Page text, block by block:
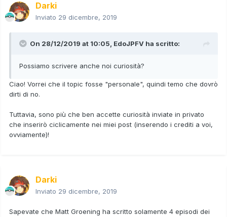
Darki
Inviato 29 dicembre, 2019
On 28/12/2019 at 10:05, EdoJPFV ha scritto:
Possiamo scrivere anche noi curiosità?
Ciao! Vorrei che il topic fosse "personale", quindi temo che dovrò
dirti di no.
Tuttavia, sono più che ben accette curiosità inviate in privato
che inserirò ciclicamente nei miei post (inserendo i crediti a voi,
ovviamente)!
Darki
Inviato 29 dicembre, 2019
Sapevate che Matt Groening ha scritto solamente 4 episodi dei